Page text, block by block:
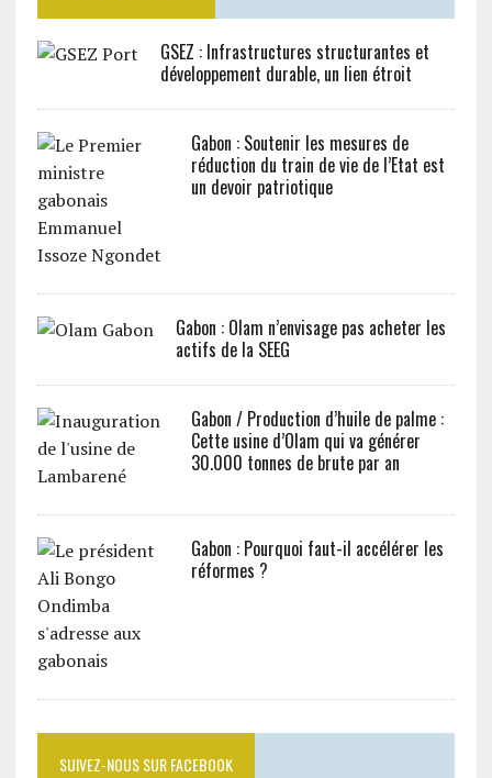
GSEZ : Infrastructures structurantes et
développement durable, un lien étroit
Gabon : Soutenir les mesures de
réduction du train de vie de l’Etat est
un devoir patriotique
Gabon : Olam n’envisage pas acheter les
actifs de la SEEG
Gabon / Production d’huile de palme :
Cette usine d’Olam qui va générer
30.000 tonnes de brute par an
Gabon : Pourquoi faut-il accélérer les
réformes ?
SUIVEZ-NOUS SUR FACEBOOK